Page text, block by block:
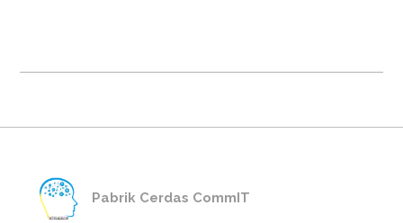
Pabrik Cerdas CommIT